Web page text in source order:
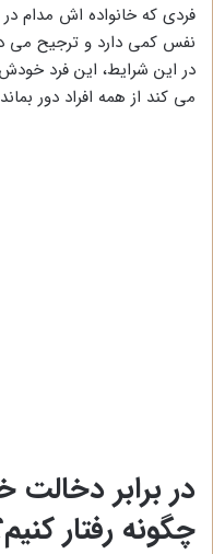
فردی که خانواده اش مدام در
نفس کمی دارد و ترجیح می
در این شرایط، این فرد
می کند از همه افراد دور
در برابر دخالت
چگونه رفتار